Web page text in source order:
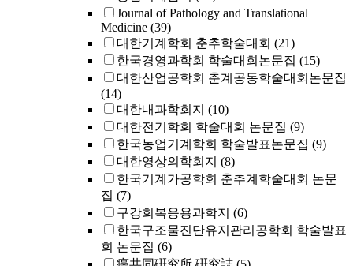
Journal of Pathology and Translational
Medicine (39)
대한기계학회 춘추학술대회 (21)
한국경영과학회 학술대회논문집 (15)
대한산업공학회 춘계공동학술대회논문집
(14)
대한내과학회지 (10)
대한전기학회 학술대회 논문집 (9)
한국농업기계학회 학술발표논문집 (9)
대한영상의학회지 (8)
한국기계가공학회 춘추계학술대회 논문
집 (7)
구강회복응용과학지 (6)
한국구조물진단유지관리공학회 학술발표
회 논문집 (6)